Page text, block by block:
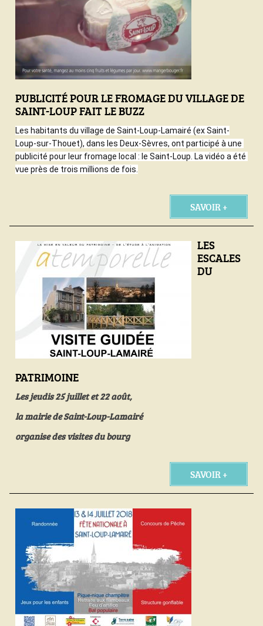
PUBLICITÉ POUR LE FROMAGE DU VILLAGE DE
SAINT-LOUP FAIT LE BUZZ
Les habitants du village de Saint-Loup-Lamairé (ex Saint-
Loup-sur-Thouet), dans les Deux-Sèvres, ont participé à une
publicité pour leur fromage local : le Saint-Loup. La vidéo a été
vue près de trois millions de fois.
SAVOIR +
LES
ESCALES
DU
PATRIMOINE
Les jeudis 25 juillet et 22 août,
la mairie de Saint-Loup-Lamairé
organisedes visites du bourg
SAVOIR +